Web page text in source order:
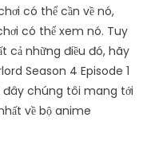
có thể cần về nó,
có thể xem nó. Tuy
cả những điều đó, hãy
Season 4 Episode 1
đây chúng tôi mang tới
về bộ anime